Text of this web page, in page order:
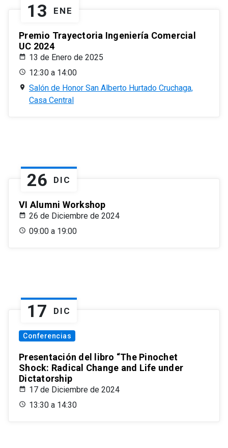
13 ENE
Premio Trayectoria Ingeniería Comercial
UC 2024
13 de Enero de 2025
12:30 a 14:00
Salón de Honor San Alberto Hurtado Cruchaga,
Casa Central
26 DIC
VI Alumni Workshop
26 de Diciembre de 2024
09:00 a 19:00
17 DIC
Conferencias
Presentación del libro “The Pinochet
Shock: Radical Change and Life under
Dictatorship
17 de Diciembre de 2024
13:30 a 14:30